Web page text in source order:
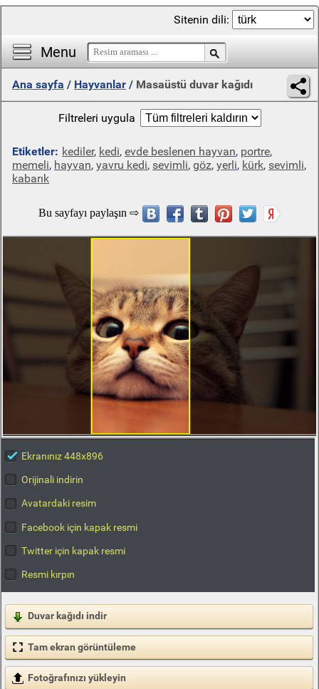
Menu
Sitenin dili:
Ana sayfa / Hayvanlar / Masaüstü duvar kağıdı
Filtreleri uygula
Etiketler: kediler, kedi, evde beslenen hayvan, portre,
memeli, hayvan, yavru kedi, sevimli, göz, yerli, kürk, sevimli,
kabarık
Ekranınız 448x896
Orijinali indirin
Avatardaki resim
Facebook için kapak resmi
Twitter için kapak resmi
Resmi kırpın
Duvar kağıdı indir
Tam ekran görüntüleme
Fotoğrafınızı yükleyin